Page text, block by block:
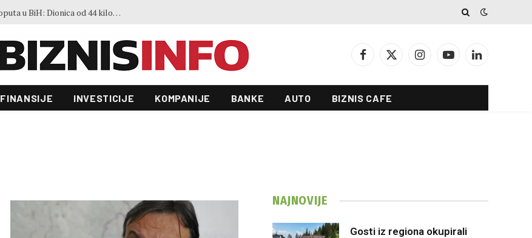
Sve je spremno za gradnju novog autoputa u BiH: Dionica od 44 kilometra povezat će dva važna grada
Facebook
X
InstagramYouTubeLinkedIn
FINANSIJE INVESTICIJE KOMPANIJE BANKE AUTO BIZNIS CAFE
NAJNOVIJE
Gosti iz regiona okupirali